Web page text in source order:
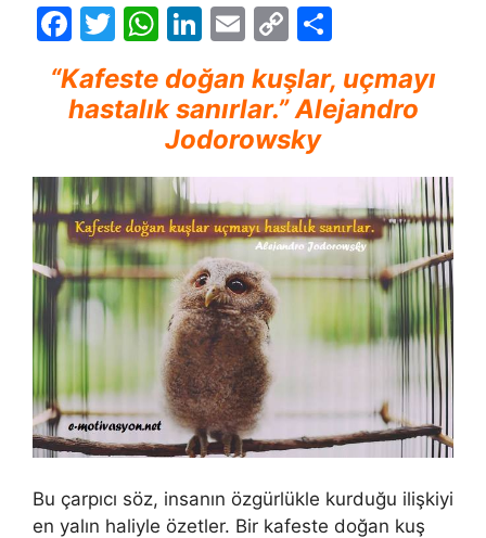
F
a
c
e
o
o
k
T
w
itt
er
W
h
at
s
A
p
p
Li
n
k
e
dI
n
E
m
ai
l
C
o
p
y
Li
n
k
ar
e
“Kafeste doğan kuşlar, uçmayı
hastalık sanırlar.” Alejandro
Jodorowsky
Bu çarpıcı söz, insanın özgürlükle kurduğu ilişkiyi
en yalın haliyle özetler. Bir kafeste doğan kuş